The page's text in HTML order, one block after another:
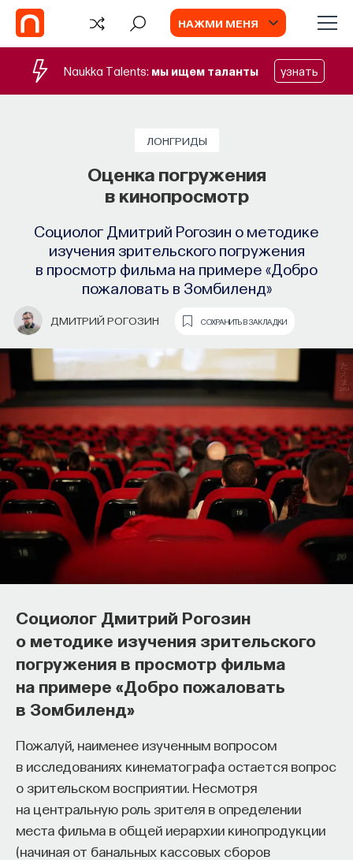
НАЖМИ МЕНЯ
Naukka Talents: мы ищем таланты узнать
ЛОНГРИДЫ
Оценка погружения
в кинопросмотр
Социолог Дмитрий Рогозин о методике
изучения зрительского погружения
в просмотр фильма на примере «Добро
пожаловать в Зомбиленд»
ДМИТРИЙ РОГОЗИН СОХРАНИТЬ В ЗАКЛАДКИ
Социолог Дмитрий Рогозин
о методике изучения зрительского
погружения в просмотр фильма
на примере «Добро пожаловать
в Зомбиленд»
Пожалуй, наименее изученным вопросом
в исследованиях кинематографа остается вопрос
о зрительском восприятии. Несмотря
на центральную роль зрителя в определении
места фильма в общей иерархии кинопродукции
(начиная от банальных кассовых сборов